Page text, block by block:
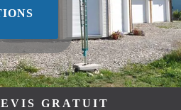
GRATUIT